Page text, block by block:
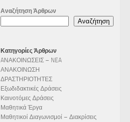
Αναζήτηση Άρθρων
Αναζήτηση
Κατηγορίες Άρθρων
AΝΑΚΟΙΝΩΣΕΙΣ – NEA
ΑΝΑΚΟΙΝΩΣΗ
ΔΡΑΣΤΗΡΙΟΤΗΤΕΣ
Εξωδιδακτικές Δράσεις
Καινοτόμες Δράσεις
Μαθητικά Έργα
Μαθητικοί Διαγωνισμοί – Διακρίσεις